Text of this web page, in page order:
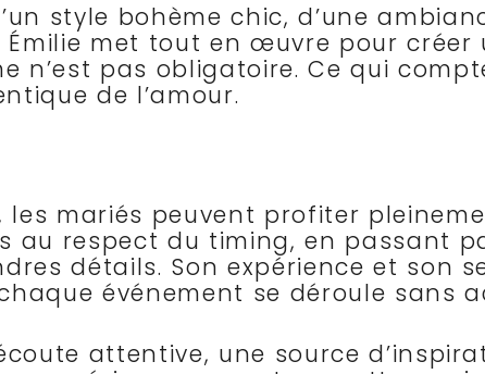
style bohème chic, d’une
met tout en œuvre pour créer
n’est pas obligatoire. Ce qui
de l’amour.
les mariés peuvent profiter
au respect du timing, en passant
détails. Son expérience et son
événement se déroule sans
attentive, une source